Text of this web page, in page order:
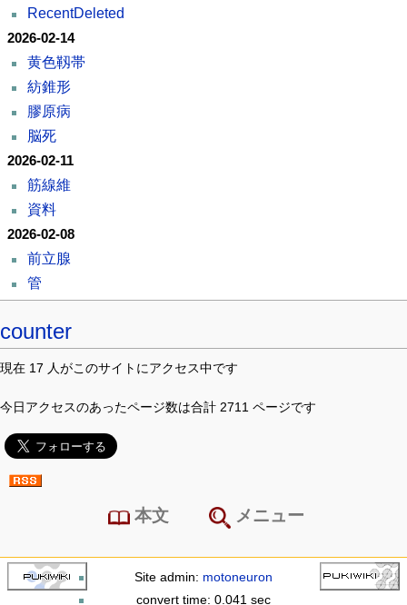
RecentDeleted
2026-02-14
黄色靱帯
紡錐形
膠原病
脳死
2026-02-11
筋線維
資料
2026-02-08
前立腺
管
counter
現在 17 人がこのサイトにアクセス中です
今日アクセスのあったページ数は合計 2711 ページです
本文 メニュー
Site admin: motoneuron
convert time: 0.041 sec